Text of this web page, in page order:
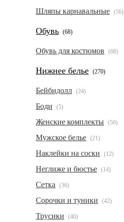
Шляпы карнавальные (56)
Обувь (68)
Обувь для костюмов (68)
Нижнее белье (270)
Бейбидолл (24)
Боди (5)
Женские комплекты (50)
Мужское белье (21)
Наклейки на соски (12)
Неглиже и бюстье (14)
Сетка (36)
Сорочки и туники (42)
Трусики (40)